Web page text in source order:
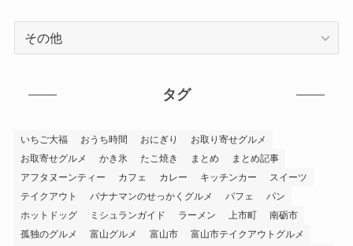
タグ
いちご大福 おうち時間 おにぎり
お取り寄せグルメ
お取寄せグルメ
かき氷 たこ焼き まとめ
まとめ記事
アフタヌーンティー
カフェ カレー キッチンカー
スイーツ
テイクアウト
バナナマンのせっかくグルメ パフェ
パン
ホットドッグ
ミシュランガイド ラーメン 上市町
南砺市
孤独のグルメ
富山グルメ 富山市
富山市テイクアウトグルメ